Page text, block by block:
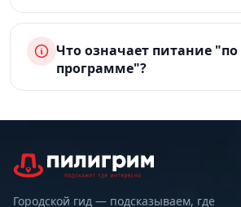
Что означает питание "по
программе"?
Городской гид — подсказываем, где